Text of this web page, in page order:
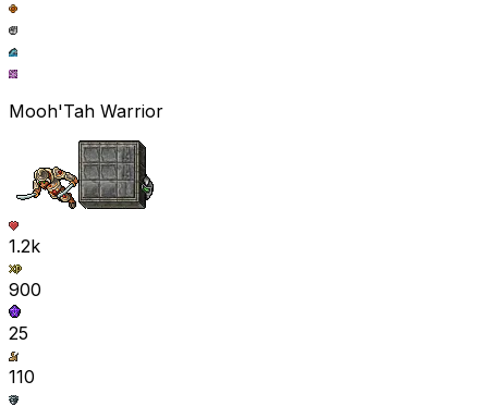
Mooh'Tah Warrior
1.2k
900
25
110